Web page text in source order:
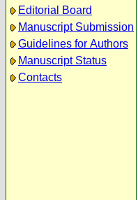
Editorial Board
Manuscript Submission
Guidelines for Authors
Manuscript Status
Contacts